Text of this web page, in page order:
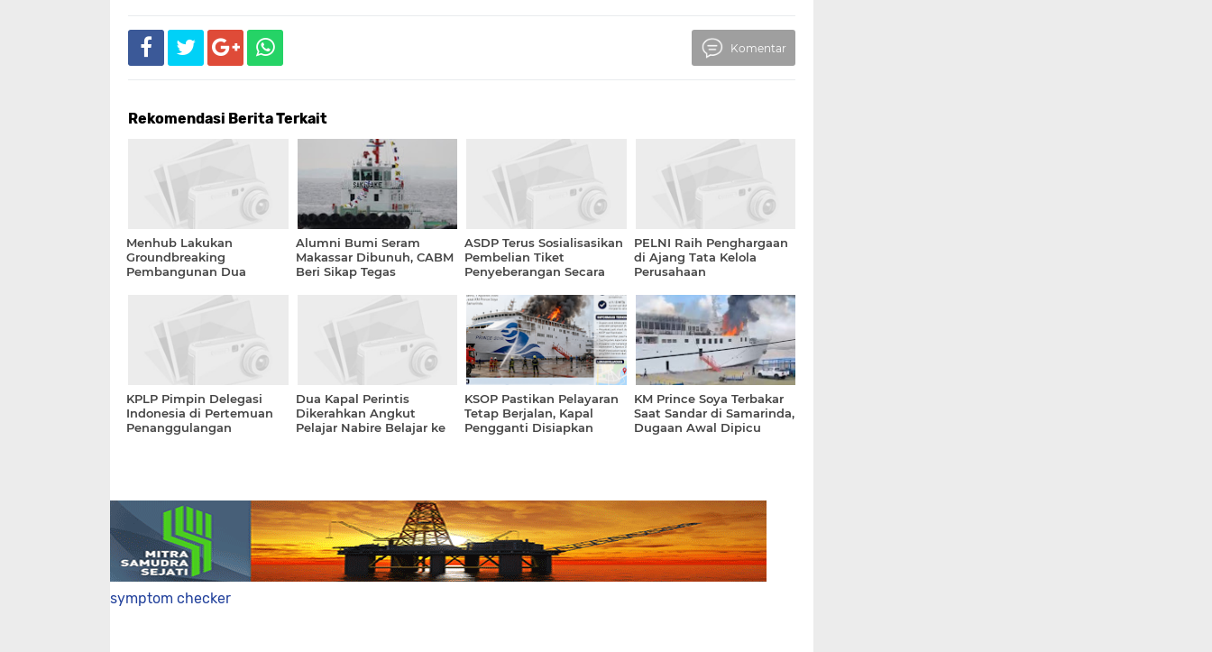
Komentar
Rekomendasi Berita Terkait
Menhub Lakukan
Groundbreaking
Pembangunan Dua
Alumni Bumi Seram
Makassar Dibunuh, CABM
Beri Sikap Tegas
ASDP Terus Sosialisasikan
Pembelian Tiket
Penyeberangan Secara
PELNI Raih Penghargaan
di Ajang Tata Kelola
Perusahaan
KPLP Pimpin Delegasi
Indonesia di Pertemuan
Penanggulangan
Dua Kapal Perintis
Dikerahkan Angkut
Pelajar Nabire Belajar ke
KSOP Pastikan Pelayaran
Tetap Berjalan, Kapal
Pengganti Disiapkan
KM Prince Soya Terbakar
Saat Sandar di Samarinda,
Dugaan Awal Dipicu
symptom checker